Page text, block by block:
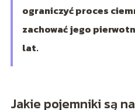
ograniczyć proces
zachować jego
lat.
Jakie pojemniki są